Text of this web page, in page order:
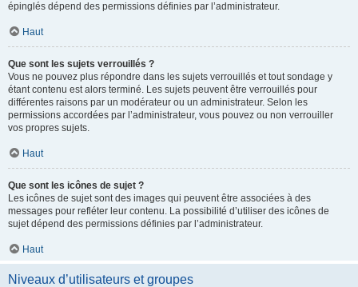
épinglés dépend des permissions définies par l’administrateur.
Haut
Que sont les sujets verrouillés ?
Vous ne pouvez plus répondre dans les sujets verrouillés et tout sondage y
étant contenu est alors terminé. Les sujets peuvent être verrouillés pour
différentes raisons par un modérateur ou un administrateur. Selon les
permissions accordées par l’administrateur, vous pouvez ou non verrouiller
vos propres sujets.
Haut
Que sont les icônes de sujet ?
Les icônes de sujet sont des images qui peuvent être associées à des
messages pour refléter leur contenu. La possibilité d’utiliser des icônes de
sujet dépend des permissions définies par l’administrateur.
Haut
Niveaux d’utilisateurs et groupes